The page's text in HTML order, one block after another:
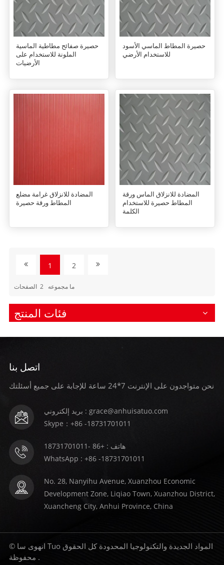
حصيرة صفائح مطاطية الماسية
الملونة للاستخدام على
الأرضيات
حصيرة المطاط الماسي الأسود
للاستخدام الأرضي
المضادة للانزلاق غرامة مضلع
المطاط ورقة حصيرة
المضادة للانزلاق الماس ورقة
المطاط حصيرة للاستخدام
الكلمة
1 2
ما مجموعه 2 الصفحات
فئات المنتج
اتصل بنا
نحن متواجدون على الإنترنت 7*24 ساعة للإجابة على جميع أسئلتك
بريد إلكتروني : grace@anhuisatuo.com
Skype：+86 -18731701011
هاتف : +86 -18731701011
WhatsApp : +86 -18731701011
No. 28, Nanyihu Avenue, Xuanzhou Economic
Development Zone, Liqiao Town, Xuanzhou District,
Xuancheng City, Anhui Province, China
© انهوى سا Tuo المواد الجديدة والتكنولوجيا المحدودة كل الحقوق
محفوظة .